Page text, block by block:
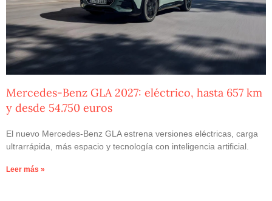
Mercedes-Benz GLA 2027: eléctrico, hasta 657 km
y desde 54.750 euros
El nuevo Mercedes-Benz GLA estrena versiones eléctricas, carga
ultrarrápida, más espacio y tecnología con inteligencia artificial.
Leer más »